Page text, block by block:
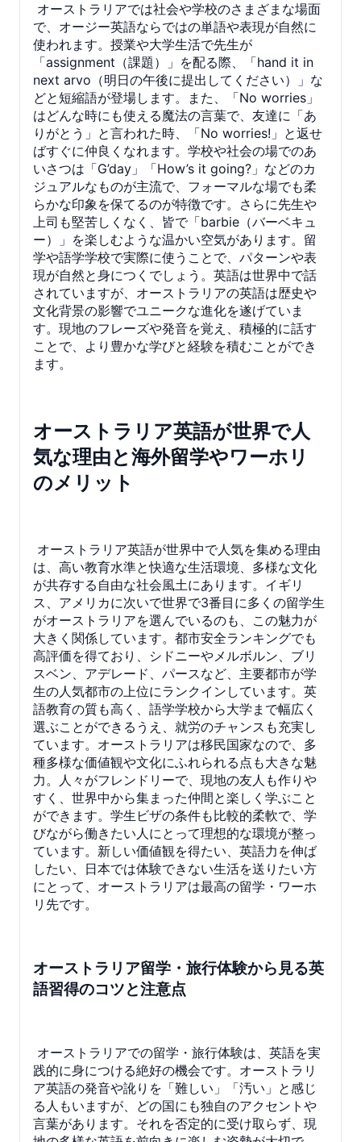
オーストラリアでは社会や学校のさまざまな場面
で、オージー英語ならではの単語や表現が自然に
使われます。授業や大学生活で先生が
「assignment（課題）」を配る際、「hand it in
next arvo（明日の午後に提出してください）」な
どと短縮語が登場します。また、「No worries」
はどんな時にも使える魔法の言葉で、友達に「あ
りがとう」と言われた時、「No worries!」と返せ
ばすぐに仲良くなれます。学校や社会の場でのあ
いさつは「G’day」「How’s it going?」などのカ
ジュアルなものが主流で、フォーマルな場でも柔
らかな印象を保てるのが特徴です。さらに先生や
上司も堅苦しくなく、皆で「barbie（バーベキュ
ー）」を楽しむような温かい空気があります。留
学や語学学校で実際に使うことで、パターンや表
現が自然と身につくでしょう。英語は世界中で話
されていますが、オーストラリアの英語は歴史や
文化背景の影響でユニークな進化を遂げていま
す。現地のフレーズや発音を覚え、積極的に話す
ことで、より豊かな学びと経験を積むことができ
ます。
オーストラリア英語が世界で人
気な理由と海外留学やワーホリ
のメリット
オーストラリア英語が世界中で人気を集める理由
は、高い教育水準と快適な生活環境、多様な文化
が共存する自由な社会風土にあります。イギリ
ス、アメリカに次いで世界で3番目に多くの留学生
がオーストラリアを選んでいるのも、この魅力が
大きく関係しています。都市安全ランキングでも
高評価を得ており、シドニーやメルボルン、ブリ
スベン、アデレード、パースなど、主要都市が学
生の人気都市の上位にランクインしています。英
語教育の質も高く、語学学校から大学まで幅広く
選ぶことができるうえ、就労のチャンスも充実し
ています。オーストラリアは移民国家なので、多
種多様な価値観や文化にふれられる点も大きな魅
力。人々がフレンドリーで、現地の友人も作りや
すく、世界中から集まった仲間と楽しく学ぶこと
ができます。学生ビザの条件も比較的柔軟で、学
びながら働きたい人にとって理想的な環境が整っ
ています。新しい価値観を得たい、英語力を伸ば
したい、日本では体験できない生活を送りたい方
にとって、オーストラリアは最高の留学・ワーホ
リ先です。
オーストラリア留学・旅行体験から見る英
語習得のコツと注意点
オーストラリアでの留学・旅行体験は、英語を実
践的に身につける絶好の機会です。オーストラリ
ア英語の発音や訛りを「難しい」「汚い」と感じ
る人もいますが、どの国にも独自のアクセントや
言葉があります。それを否定的に受け取らず、現